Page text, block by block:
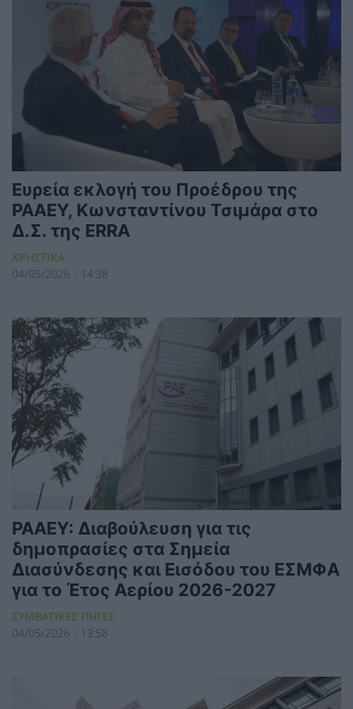
Ευρεία εκλογή του Προέδρου της
ΡΑΑΕΥ, Κωνσταντίνου Τσιμάρα στο
Δ.Σ. της ERRA
ΧΡΗΣΤΙΚΑ
04/05/2026 - 14:38
ΡΑΑΕΥ: Διαβούλευση για τις
δημοπρασίες στα Σημεία
Διασύνδεσης και Εισόδου του ΕΣΜΦΑ
για το Έτος Αερίου 2026-2027
ΣΥΜΒΑΤΙΚΕΣ ΠΗΓΕΣ
04/05/2026 - 13:58